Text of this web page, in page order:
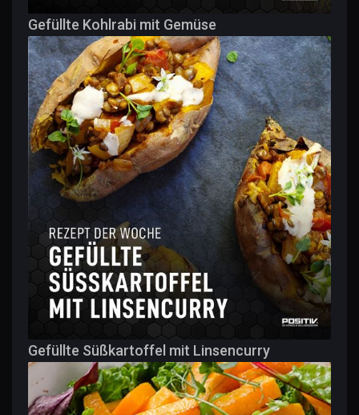
Gefüllte Kohlrabi mit Gemüse
Gefüllte Süßkartoffel mit Linsencurry